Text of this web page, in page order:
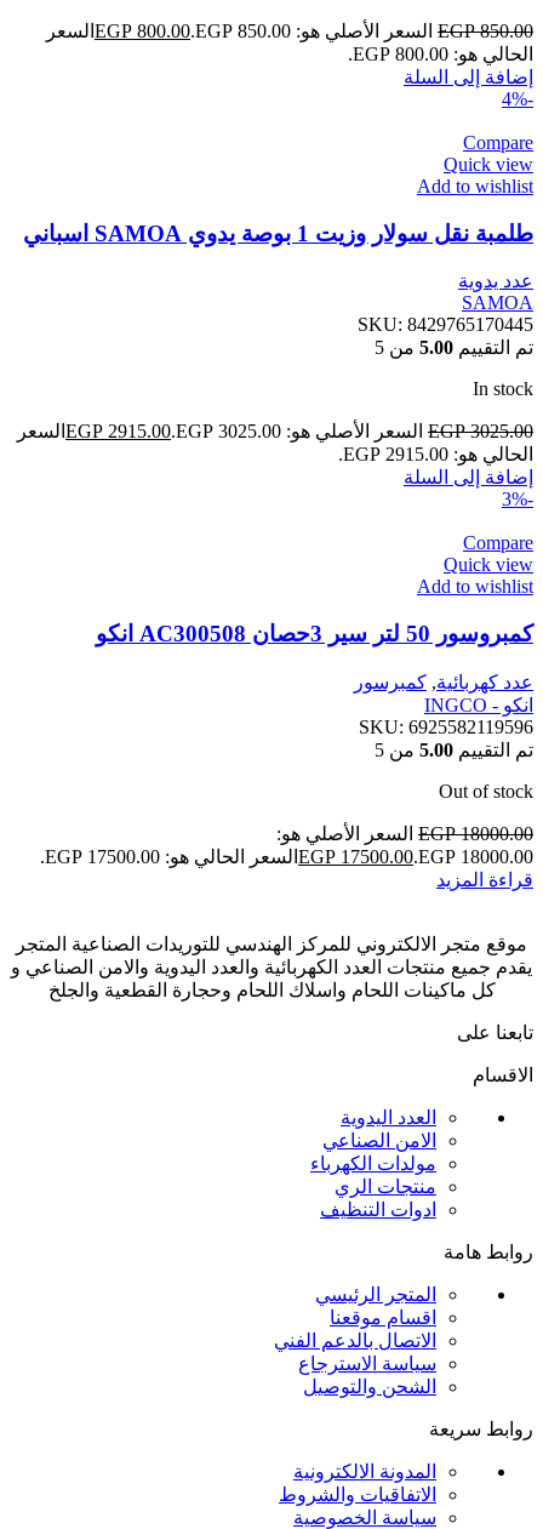
EGP850.00 السعر الأصلي هو: EGP 850.00. EGP 800.00
السعر
الحالي هو: EGP 800.00.
إضافة إلى السلة
-4%
Compare
Quick view
Add to wishlist
طلمبة نقل سولار وزيت 1 بوصة يدوي SAMOA اسباني
عدد يدوية
SAMOA
SKU: 8429765170445
تم التقييم 5.00 من 5
In stock
EGP3025.00 السعر الأصلي هو: EGP 3025.00. EGP 2915.00
السعر
الحالي هو: EGP 2915.00.
إضافة إلى السلة
-3%
Compare
Quick view
Add to wishlist
كمبروسور 50 لتر سير 3حصان AC300508 انكو
عدد كهربائية, كمبرسور
انكو - INGCO
SKU: 6925582119596
تم التقييم 5.00 من 5
Out of stock
EGP18000.00
السعر الأصلي هو:
EGP 18000.00.
EGP 17500.00
السعر الحالي هو: EGP 17500.00.
قراءة المزيد
موقع متجر الالكتروني للمركز الهندسي للتوريدات الصناعية المتجر
يقدم جميع منتجات العدد الكهربائية والعدد اليدوية والامن الصناعي و
كل ماكينات اللحام واسلاك اللحام وحجارة القطعية والجلخ
تابعنا على
الاقسام
العدد اليدوية
الامن الصناعي
مولدات الكهرباء
منتجات الري
ادوات التنظيف
روابط هامة
المتجر الرئيسي
اقسام موقعنا
الاتصال بالدعم الفني
سياسة الاسترجاع
الشحن والتوصيل
روابط سريعة
المدونة الالكترونية
الاتفاقيات والشروط
سياسة الخصوصية